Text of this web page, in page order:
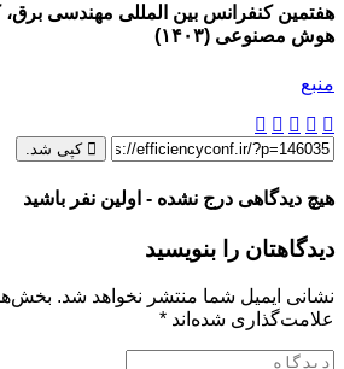
هفتمین کنفرانس بین المللی مهندسی برق،
هوش مصنوعی (۱۴۰۳)
منبع
کپی شد.
هیچ دیدگاهی درج نشده - اولین نفر باشید
دیدگاهتان را بنویسید
نشانی ایمیل شما منتشر نخواهد شد.
علامت‌گذاری شده‌اند *